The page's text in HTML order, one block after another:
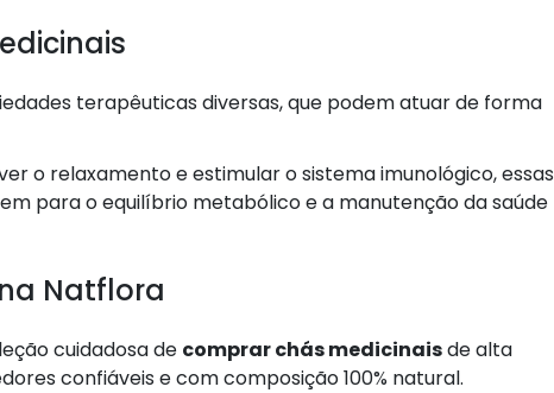
terapêuticas diversas, que podem atuar de forma
o relaxamento e estimular o sistema imunológico, essas
para o equilíbrio metabólico e a manutenção da saúde
Natflora
cuidadosa de comprar chás medicinaisde alta
confiáveis e com composição 100% natural.